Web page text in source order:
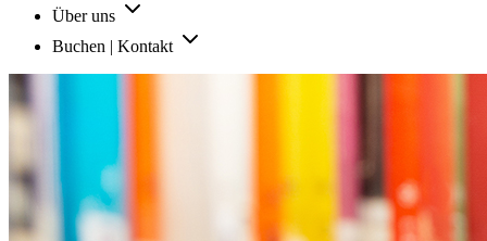
Über uns
Buchen | Kontakt